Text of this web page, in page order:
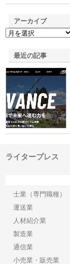
アーカイブ
最近の記事
ライタープレス
士業（専門職種）
運送業
人材紹介業
製造業
通信業
小売業・販売業